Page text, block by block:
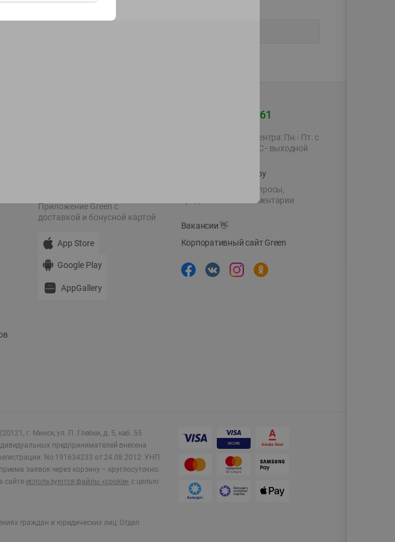
Приложение Green c
доставкой и бонусной картой
App Store
Google Play
AppGallery
+375 44 560-60-61
Время работы Call-центра: Пн.- Пт. с
09.00 до 17.00, СБ, ВС - выходной
shop@green-market.by
Пишите нам свои вопросы,
предложения и комментарии
Вакансии👋
Корпоративный сайт Green
г. Минск, ул. П. Глебки, д. 5, каб. 55
предпринимателей внесена
No 191634233 от 24.08.2012. УНП
заявок через корзину – круглосуточно.
сайте используются файлы «cookie» с целью
граждан и юридических лиц: Отдел